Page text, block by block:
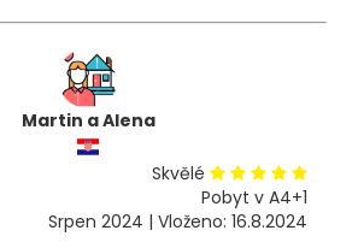
Martin a Alena
Skvělé
Pobyt v A4+1
Srpen 2024 | Vloženo: 16.8.2024